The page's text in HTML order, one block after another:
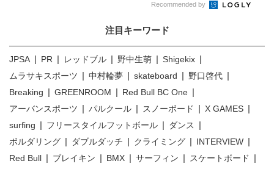
Recommended by
注目キーワード
JPSA PR レッドブル 野中生萌
Shigekix
ムラサキスポーツ
中村輪夢 skateboard
野口啓代
Breaking
GREENROOM
Red Bull BC One
アーバンスポーツ
パルクール スノーボード
X GAMES
surfing
フリースタイルフットボール
ダンス
ボルダリング
ダブルダッチ クライミング
INTERVIEW
Red Bull
ブレイキン BMX サーフィン
スケートボード